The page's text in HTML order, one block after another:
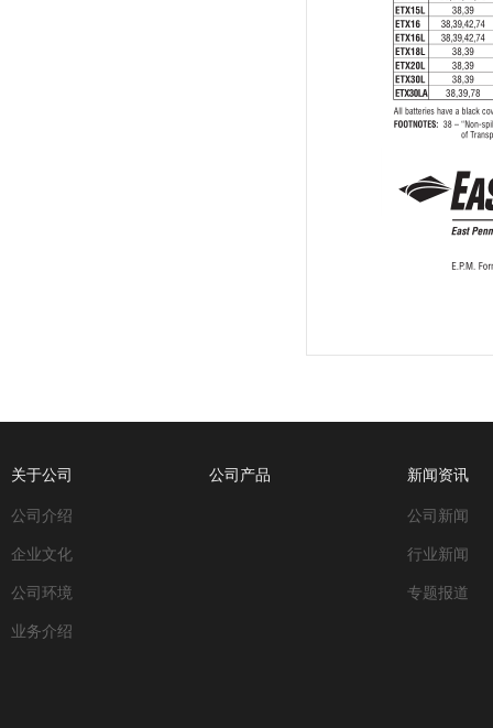
关于公司
公司介绍
企业文化
公司环境
业务介绍
公司产品 新闻资讯
公司新闻
行业新闻
专题报道